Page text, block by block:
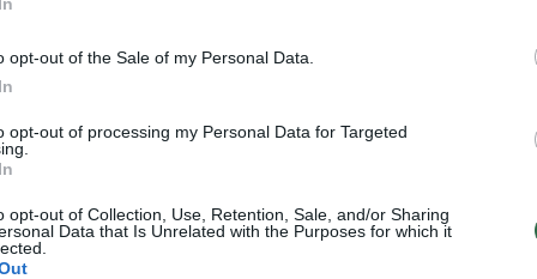
opt-out of the Sale of my Personal Data.
opt-out of processing my Personal Data for Targeted
opt-out of Collection, Use, Retention, Sale, and/or Sharing
Data that Is Unrelated with the Purposes for which it
iš tvoros gniaužtų, ji buvo paleista į laisvę“, –
priešgaisrinės gelbėjimo tarnybos